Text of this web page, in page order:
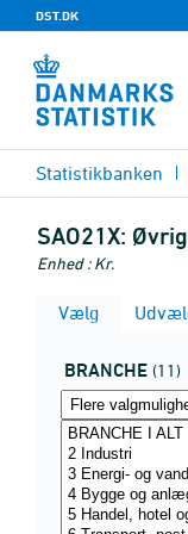
DST.DK
Statistikbanken
SAO21X:
Enhed : Kr.
Vælg
BRANCHE (11)